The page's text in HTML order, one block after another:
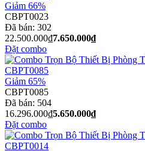
Giảm 66%
CBPT0023
Đã bán: 302
22.500.000₫7.650.000₫
Đặt combo
Giảm 65%
CBPT0085
Đã bán: 504
16.296.000₫5.650.000₫
Đặt combo